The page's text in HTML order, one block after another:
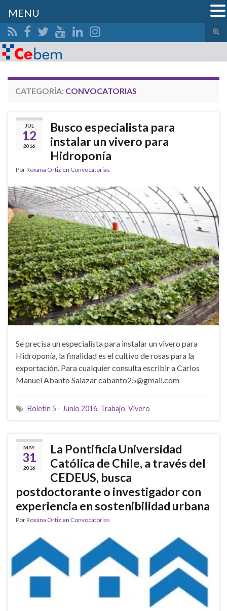
el
Search for:
CATEGORÍA: CONVOCATORIAS
JUL
12
2016
Busco especialista para
instalar un vivero para
Hidroponía
PorRoxana Ortiz en Convocatorias
Se precisa un especialista para instalar un vivero para
Hidroponía, la finalidad es el cultivo de rosas para la
exportación. Para cualquier consulta escribir a Carlos
Manuel Abanto Salazar cabanto25@gmail.com
Boletín 5 - Junio 2016, Trabajo, Vivero
MAY
31
2016
La Pontificia Universidad
Católica de Chile, a través del
CEDEUS, busca
postdoctorante o investigador con
experiencia en sostenibilidad urbana
PorRoxana Ortiz en Convocatorias
MENU